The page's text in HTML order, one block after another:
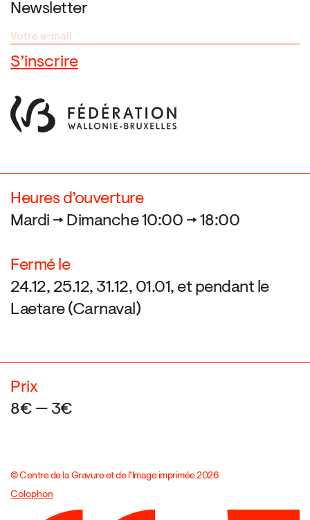
Newsletter
Heures d’ouverture
Mardi → Dimanche 10:00 → 18:00
Fermé le
24.12, 25.12, 31.12, 01.01, et pendant le
Laetare (Carnaval)
Prix
8€ — 3€
© Centre de la Gravure et de l’Image imprimée 2026
Colophon
Design:Marcel Kaczmarek